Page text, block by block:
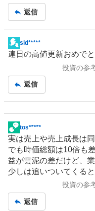
事
返信
掲
示
事
sid*****
連日の高値更新おめでと
投資の参
返信
掲
示
板
記
事
tos*****
実は売上や売上成長は
でも時価総額は10倍も
益が雲泥の差だけど、
少しは追いついてくると
投資の参
返信